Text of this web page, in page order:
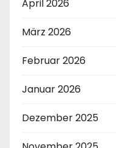
April 2026
März 2026
Februar 2026
Januar 2026
Dezember 2025